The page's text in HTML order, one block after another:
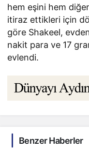
hem eşini hem
itiraz ettikleri için
göre Shakeel,
nakit para ve 17
evlendi.
Benzer Haberler